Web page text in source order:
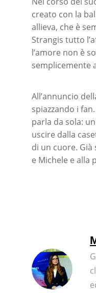
creato con la
allieva, che è
Strangis tutto
l’amore non è
semplicemente
All’annuncio
spiazzando i
parla da sola:
uscire dalla
di un cuore.
e Michele e alla